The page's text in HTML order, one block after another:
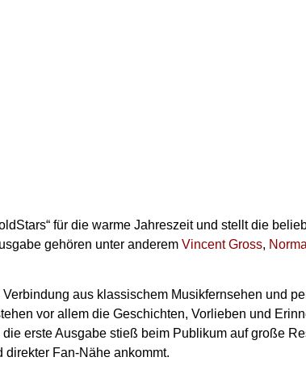
für die warme Jahreszeit und stellt die
gehören unter anderem Vincent Gross,
aus klassischem Musikfernsehen und
vor allem die Geschichten, Vorlieben und
erste Ausgabe stieß beim Publikum auf große
Fan-Nähe ankommt.